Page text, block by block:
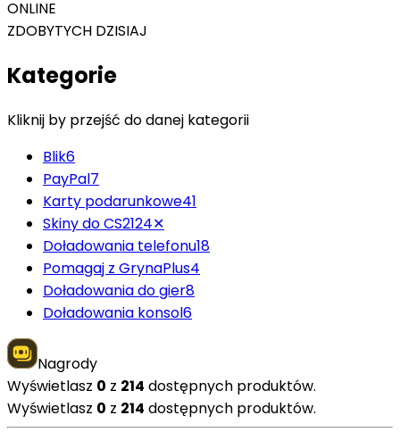
ONLINE
ZDOBYTYCH DZISIAJ
Kategorie
Kliknij by przejść do danej kategorii
Blik6
PayPal7
Karty podarunkowe41
Skiny do CS2124✕
Doładowania telefonu18
Pomagaj z GrynaPlus4
Doładowania do gier8
Doładowania konsol6
Nagrody
Wyświetlasz 0 z 214 dostępnych produktów.
Wyświetlasz 0 z 214 dostępnych produktów.